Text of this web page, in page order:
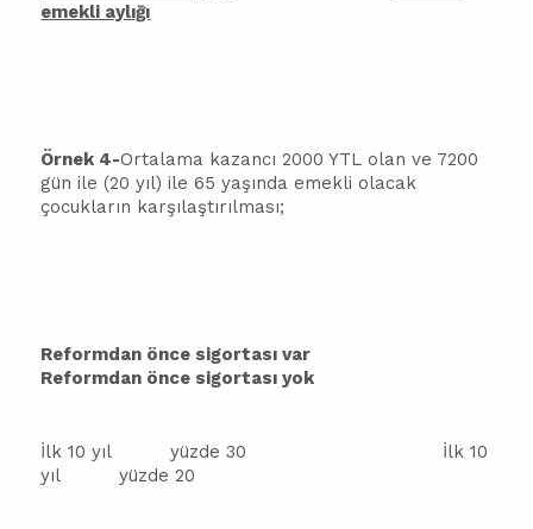
emekli aylığı
Örnek 4-Ortalama kazancı 2000 YTL olan ve 7200
gün ile (20 yıl) ile 65 yaşında emekli olacak
çocukların karşılaştırılması;
Reformdan önce sigortası var
Reformdan önce sigortası yok
İlk 10 yıl yüzde 30
İlk 10
yıl
yüzde 20